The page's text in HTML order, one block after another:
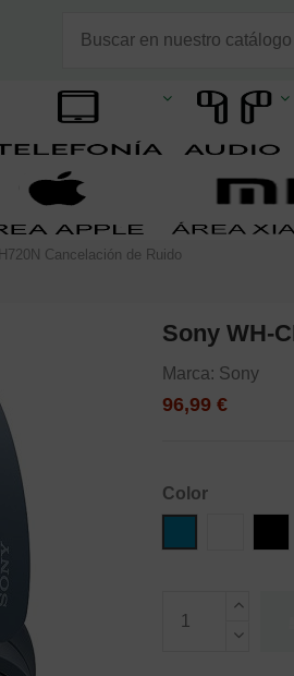
Cancelación de Ruido
Sony WH-
Marca: Sony
96,99 €
Color